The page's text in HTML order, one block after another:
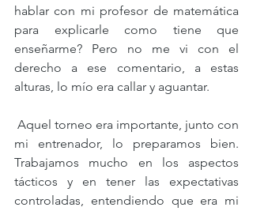
hablar con mi profesor de matemática
para explicarle como tiene que
enseñarme? Pero no me vi con el
derecho a ese comentario, a estas
alturas, lo mío era callar y aguantar.
mi entrenador, lo preparamos bien.
Trabajamos mucho en los aspectos
tácticos y en tener las expectativas
controladas, entendiendo que era mi